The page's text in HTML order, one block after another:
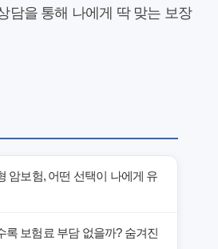
담을 통해 나에게 딱 맞는 보장
암보험, 어떤 선택이 나에게 유
록 보험료 부담 없을까? 숨겨진